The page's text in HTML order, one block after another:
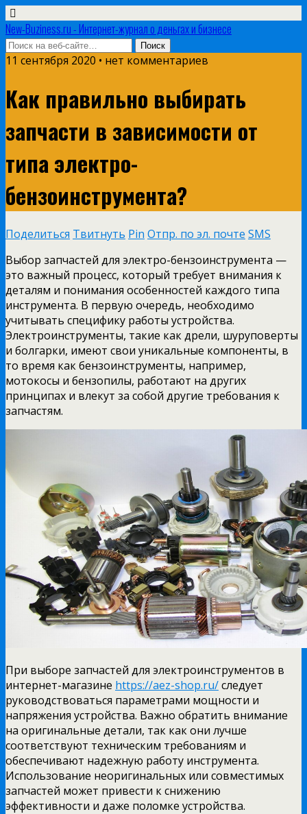
New-Buziness.ru - Интернет-журнал о деньгах и бизнесе
11 сентября 2020 • нет комментариев
Как правильно выбирать
запчасти в зависимости от
типа электро-
бензоинструмента?
Поделиться Твитнуть Pin Отпр. по эл. почте SMS
Выбор запчастей для электро-бензоинструмента —
это важный процесс, который требует внимания к
деталям и понимания особенностей каждого типа
инструмента. В первую очередь, необходимо
учитывать специфику работы устройства.
Электроинструменты, такие как дрели, шуруповерты
и болгарки, имеют свои уникальные компоненты, в
то время как бензоинструменты, например,
мотокосы и бензопилы, работают на других
принципах и влекут за собой другие требования к
запчастям.
При выборе запчастей для электроинструментов в
интернет-магазине https://aez-shop.ru/следует
руководствоваться параметрами мощности и
напряжения устройства. Важно обратить внимание
на оригинальные детали, так как они лучше
соответствуют техническим требованиям и
обеспечивают надежную работу инструмента.
Использование неоригинальных или совместимых
запчастей может привести к снижению
эффективности и даже поломке устройства.